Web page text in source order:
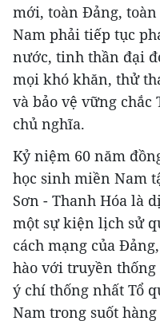
mới, toàn Đảng,
Nam phải tiếp tục
nước, tinh thần đại
mọi khó khăn, thử
và bảo vệ vững chắc
chủ nghĩa.
Kỷ niệm 60 năm
học sinh miền Nam
Sơn - Thanh Hóa là
một sự kiện lịch sử
cách mạng của
hào với truyền
ý chí thống nhất Tổ
Nam trong suốt